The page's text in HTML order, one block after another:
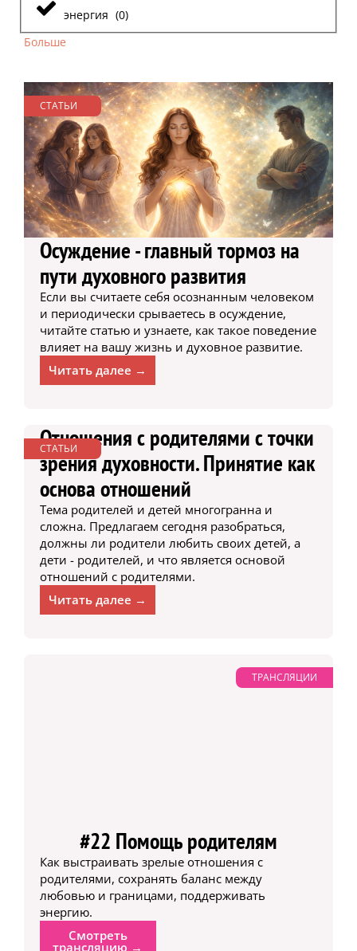
энергия (0)
Больше
СТАТЬИ
Осуждение - главный тормоз на
пути духовного развития
Если вы считаете себя осознанным человеком
и периодически срываетесь в осуждение,
читайте статью и узнаете, как такое поведение
влияет на вашу жизнь и духовное развитие.
Читать далее →
СТАТЬИ
Отношения с родителями с точки
зрения духовности. Принятие как
основа отношений
Тема родителей и детей многогранна и
сложна. Предлагаем сегодня разобраться,
должны ли родители любить своих детей, а
дети - родителей, и что является основой
отношений с родителями.
Читать далее →
ТРАНСЛЯЦИИ
#22 Помощь родителям
Как выстраивать зрелые отношения с
родителями, сохранять баланс между
любовью и границами, поддерживать
энергию.
Смотреть
трансляцию →